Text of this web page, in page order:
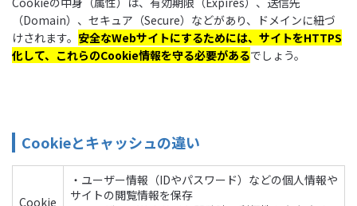
（Domain）、セキュア（Secure）などがあり、ドメインに紐づ
けされます。 安全なWebサイトにするためには、サイトをHTTPS
化して、これらのCookie情報を守る必要があるでしょう。
Cookieとキャッシュの違い
Cookie
・ユーザー情報（IDやパスワード）などの個人情報や
サイトの閲覧情報を保存